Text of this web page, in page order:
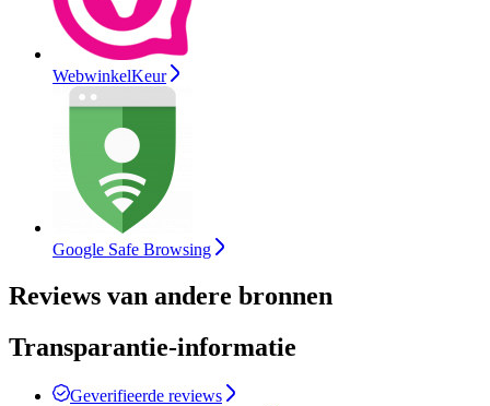
WebwinkelKeur
Google Safe Browsing
Reviews van andere bronnen
Transparantie-informatie
Geverifieerde reviews